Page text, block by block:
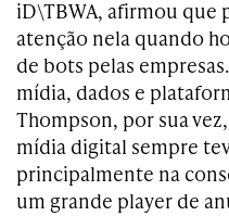
iD\TBWA, afirmou que
atenção nela quando
de bots pelas
mídia, dados e
Thompson, por sua
mídia digital sempre
principalmente na
um grande player de